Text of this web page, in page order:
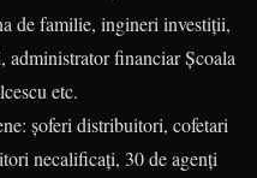
de familie, ingineri investiții,
administrator financiar Școala
etc.
șoferi distribuitori, cofetari
necalificați, 30 de agenți